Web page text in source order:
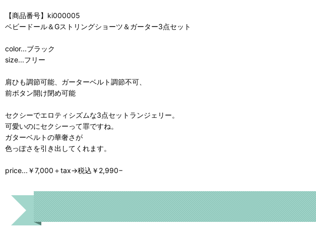
【商品番号】ki000005
ベビードール＆Gストリングショーツ＆ガーター3点セット
color...ブラック
size...フリー
肩ひも調節可能、ガーターベルト調節不可、
前ボタン開け閉め可能
セクシーでエロティシズムな3点セットランジェリー。
可愛いのにセクシーって罪ですね。
ガターベルトの華奢さが
色っぽさを引き出してくれます。
price...￥7,000＋tax→税込￥2,990−